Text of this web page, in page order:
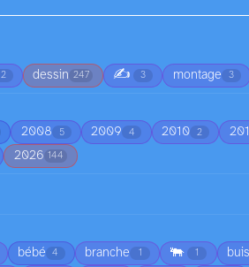
2 dessin 247 ✍️ 3 montage 3
2008 5 2009 4 2010 2
2026 144
bébé 4 branche 1 🐃 1